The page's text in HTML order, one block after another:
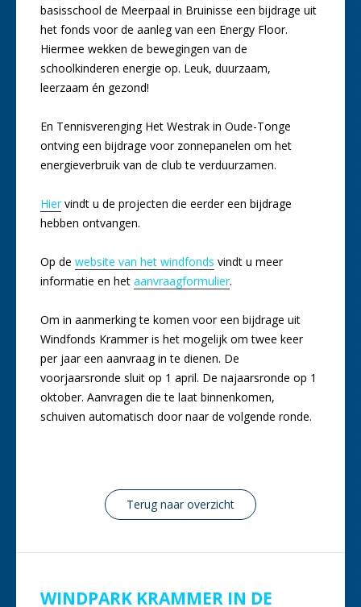
basisschool de Meerpaal in Bruinisse een bijdrage uit
het fonds voor de aanleg van een Energy Floor.
Hiermee wekken de bewegingen van de
schoolkinderen energie op. Leuk, duurzaam,
leerzaam én gezond!
En Tennisverenging Het Westrak in Oude-Tonge
ontving een bijdrage voor zonnepanelen om het
energieverbruik van de club te verduurzamen.
Hiervindt u de projecten die eerder een bijdrage
hebben ontvangen.
Op de website van het windfonds vindt u meer
informatie en het aanvraagformulier.
Om in aanmerking te komen voor een bijdrage uit
Windfonds Krammer is het mogelijk om twee keer
per jaar een aanvraag in te dienen. De
voorjaarsronde sluit op 1 april. De najaarsronde op 1
oktober. Aanvragen die te laat binnenkomen,
schuiven automatisch door naar de volgende ronde.
Terug naar overzicht
WINDPARK KRAMMER IN DE